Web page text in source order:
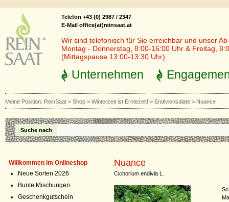
Telefon +43 (0) 2987 / 2347
E-Mail office(at)reinsaat.at
Wir sind telefonisch für Sie erreichbar und unser
Montag - Donnerstag, 8:00-16:00 Uhr & Freitag,
(Mittagspause 13:00-13:30 Uhr)
Unternehmen
Meine Position: ReinSaat > Shop > Winterzeit ist Erntezeit! > Endiviensalate > Nuance
Suche nach
Willkommen im Onlineshop
Neue Sorten 2026
Bunte Mischungen
Geschenkgutschein
Nuance
Cichorium endivia L.